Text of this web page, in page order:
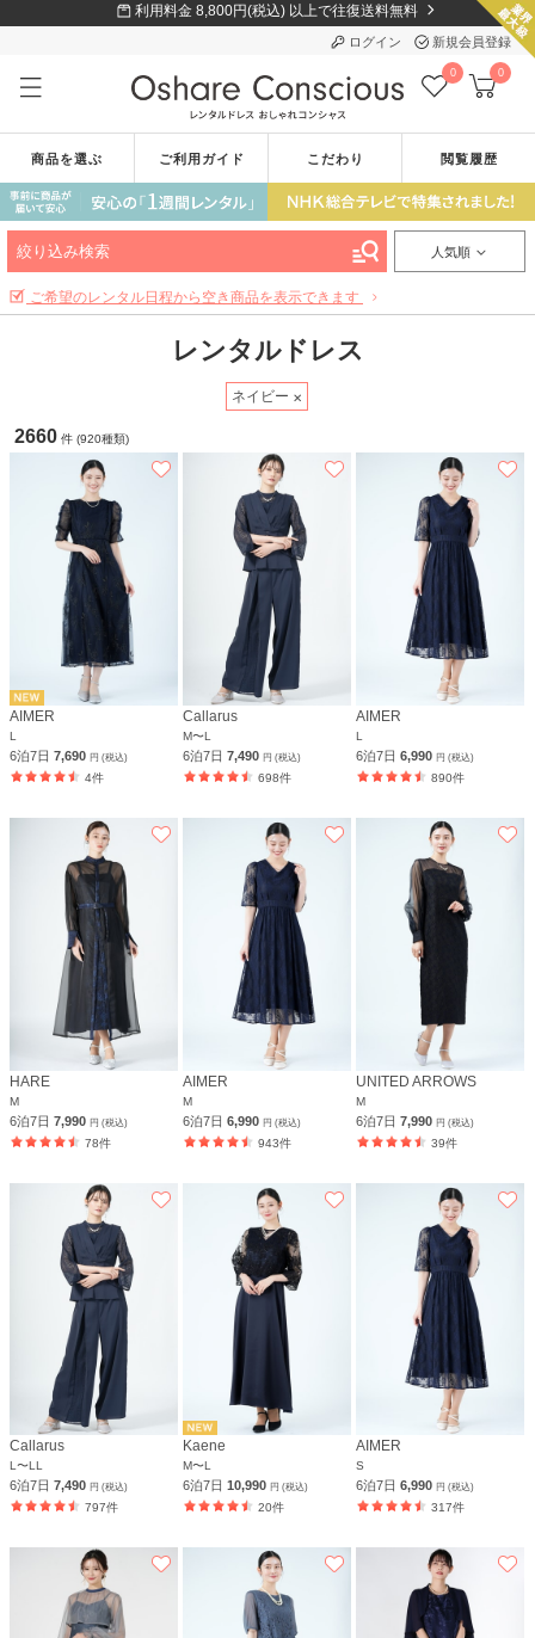
利用料金 8,800円(税込) 以上で往復送料無料
ログイン 新規会員登録
0 0
商品を選ぶ ご利用ガイド こだわり 閲覧履歴
絞り込み検索 人気順
ご希望のレンタル日程から空き商品を表示できます
レンタルドレス
ネイビー
2660 件 (920種類)
AIMER
L
6泊7日 7,690 円 (税込)
4件
Callarus
M〜L
6泊7日7,490円 (税込)
698件
AIMER
L
6泊7日6,990円 (税込)
890件
HARE
M
6泊7日 7,990 円 (税込)
78件
AIMER
M
6泊7日6,990円 (税込)
943件
UNITED ARROWS
M
6泊7日7,990円 (税込)
39件
Callarus
L〜LL
6泊7日 7,490 円 (税込)
797件
Kaene
M〜L
6泊7日10,990円 (税込)
20件
AIMER
S
6泊7日6,990円 (税込)
317件